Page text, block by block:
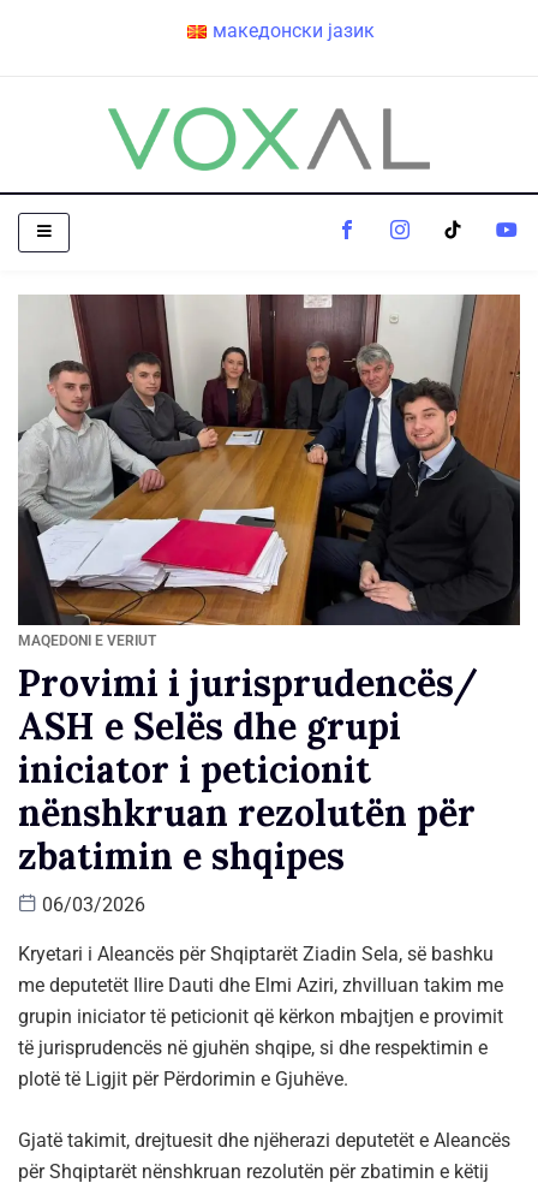
македонски јазик
MAQEDONI E VERIUT
Provimi i jurisprudencës/
ASH e Selës dhe grupi
iniciator i peticionit
nënshkruan rezolutën për
zbatimin e shqipes
06/03/2026
Kryetari i Aleancës për Shqiptarët Ziadin Sela, së bashku
me deputetët Ilire Dauti dhe Elmi Aziri, zhvilluan takim me
grupin iniciator të peticionit që kërkon mbajtjen e provimit
të jurisprudencës në gjuhën shqipe, si dhe respektimin e
plotë të Ligjit për Përdorimin e Gjuhëve.
Gjatë takimit, drejtuesit dhe njëherazi deputetët e Aleancës
për Shqiptarët nënshkruan rezolutën për zbatimin e këtij